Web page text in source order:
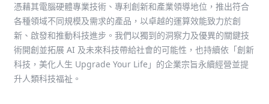
憑藉其電腦硬體專業技術、專利創新和產業領導地位，推出符合
各種領域不同規模及需求的產品，以卓越的運算效能致力於創
新、啟發和推動科技進步。我們以獨到的洞察力及優異的關鍵技
術開創並拓展 AI 及未來科技帶給社會的可能性，也持續依「創新
科技，美化人生 Upgrade Your Life」的企業宗旨永續經營並提
升人類科技福祉。